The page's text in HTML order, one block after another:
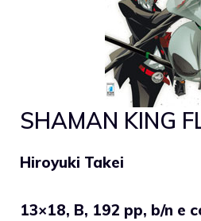
SHAMAN KING
Hiroyuki Takei
13×18, B, 192 pp, b/n e